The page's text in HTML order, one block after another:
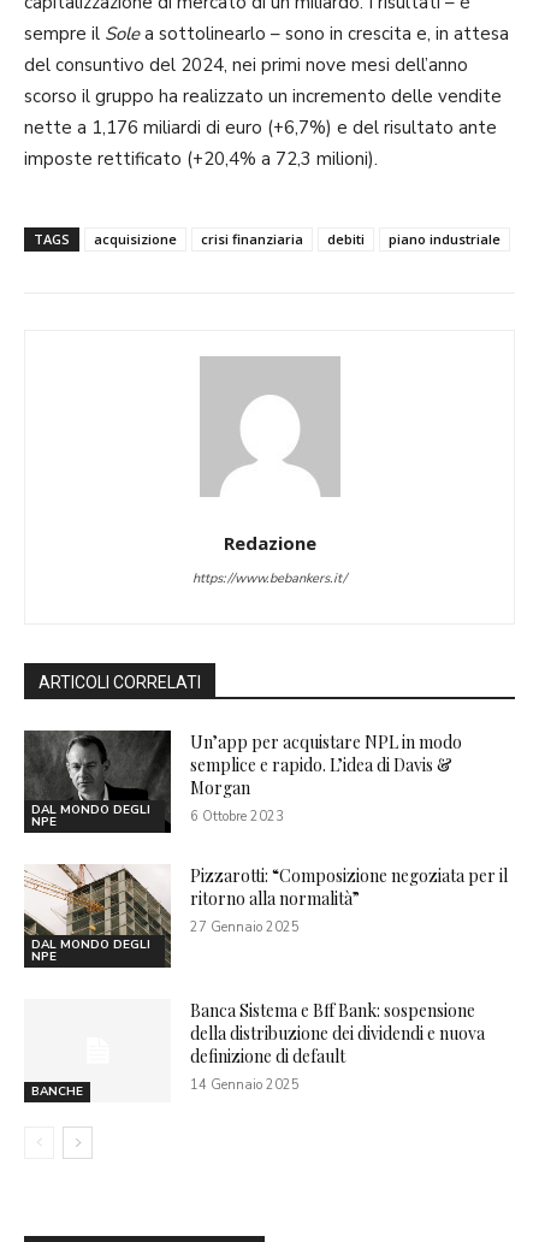
sempre il Solea sottolinearlo – sono in crescita e, in attesa
del consuntivo del 2024, nei primi nove mesi dell’anno
scorso il gruppo ha realizzato un incremento delle vendite
nette a 1,176 miliardi di euro (+6,7%) e del risultato ante
imposte rettificato (+20,4% a 72,3 milioni).
TAGS acquisizione crisi finanziaria debiti piano industriale
Redazione
https://www.bebankers.it/
ARTICOLI CORRELATI
DAL MONDO DEGLI
NPE
Un’app per acquistare NPL in modo
semplice e rapido. L’idea di Davis &
Morgan
6 Ottobre 2023
DAL MONDO DEGLI
NPE
Pizzarotti: “Composizione negoziata per il
ritorno alla normalità”
27 Gennaio 2025
BANCHE
Banca Sistema e Bff Bank: sospensione
della distribuzione dei dividendi e nuova
definizione di default
14 Gennaio 2025